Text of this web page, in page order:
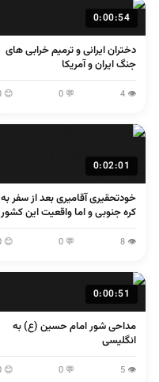
0:00:54
دختران ایرانی و ترمیم خرابی های
جنگ ایران و آمریکا
👁 4
💬 0
😊 0
0:02:01
خودتحقیری آقامیری بعد از سفر به
کره جنوبی و اما واقعیت این کشور
👁 8
💬 0
😊 0
0:00:51
مداحی شور امام حسین (ع) به
انگلیسی
👁 5
💬 0
😊 0